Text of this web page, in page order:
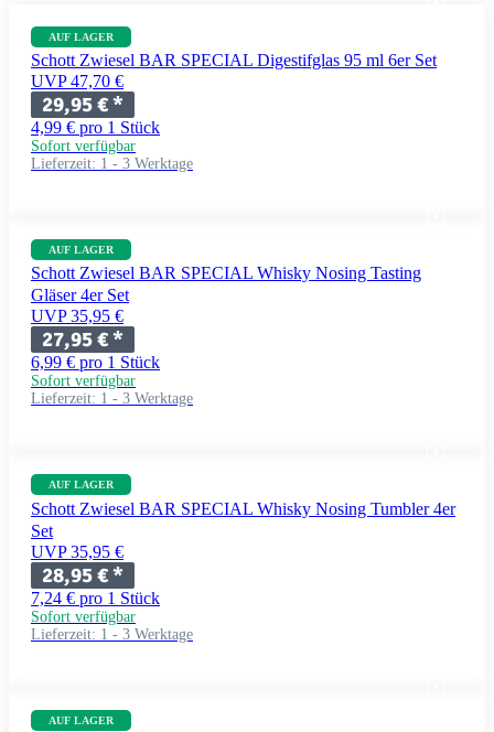
AUF LAGER
Schott Zwiesel BAR SPECIAL Digestifglas 95 ml 6er Set
UVP 47,70 €
29,95 €*
4,99 € pro 1 Stück
Sofort verfügbar
Lieferzeit: 1 - 3 Werktage
AUF LAGER
Schott Zwiesel BAR SPECIAL Whisky Nosing Tasting
Gläser 4er Set
UVP 35,95 €
27,95 €*
6,99 € pro 1 Stück
Sofort verfügbar
Lieferzeit: 1 - 3 Werktage
AUF LAGER
Schott Zwiesel BAR SPECIAL Whisky Nosing Tumbler 4er
Set
UVP 35,95 €
28,95 €*
7,24 € pro 1 Stück
Sofort verfügbar
Lieferzeit: 1 - 3 Werktage
AUF LAGER